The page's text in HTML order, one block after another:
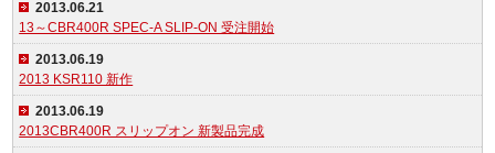
2013.06.21
13～CBR400R SPEC-A SLIP-ON 受注開始
2013.06.19
2013 KSR110 新作
2013.06.19
2013CBR400R スリップオン 新製品完成